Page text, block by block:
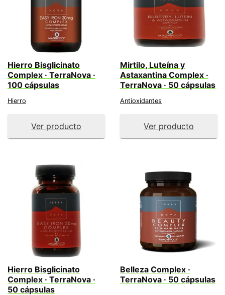
Hierro Bisglicinato
Complex · TerraNova ·
100 cápsulas
Hierro
Ver producto
Mirtilo, Luteína y
Astaxantina Complex ·
TerraNova · 50 cápsulas
Antioxidantes
Ver producto
Hierro Bisglicinato
Complex · TerraNova ·
50 cápsulas
Belleza Complex ·
TerraNova · 50 cápsulas